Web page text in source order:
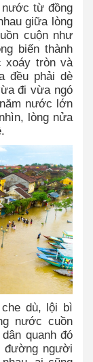
từ đồng
giữa lòng
cuộn như
biến thành
xoáy tròn và
đều phải dè
đi vừa ngó
nước lớn
lòng nửa
dù, lội bì
nước cuồn
quanh đó
đường người